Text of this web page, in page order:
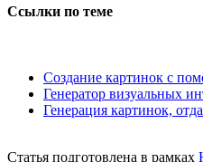
Ссылки по теме
Создание картинок с
Генератор визуальных
Генерация картинок,
Статья подготовлена в рамках